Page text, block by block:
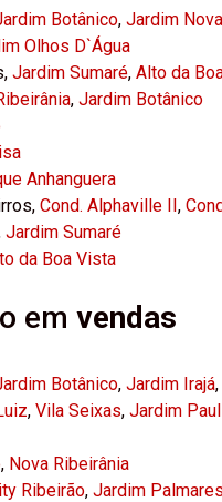
Botânico, Jardim
Olhos D`Água
Jardim Sumaré, Alto da
, Jardim Botânico
Anhanguera
Cond. Alphaville II,
Jardim Sumaré
da Boa Vista
em vendas
Botânico, Jardim Irajá,
, Vila Seixas, Jardim
, Nova Ribeirânia
Ribeirão, Jardim Palmares